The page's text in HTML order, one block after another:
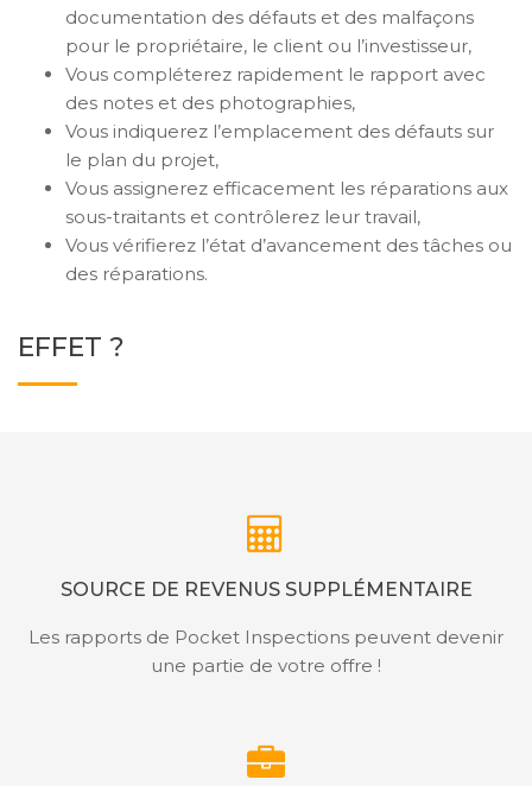
documentation des défauts et des malfaçons
pour le propriétaire, le client ou l’investisseur,
Vous compléterez rapidement le rapport avec
des notes et des photographies,
Vous indiquerez l’emplacement des défauts sur
le plan du projet,
Vous assignerez efficacement les réparations aux
sous-traitants et contrôlerez leur travail,
Vous vérifierez l’état d’avancement des tâches ou
des réparations.
EFFET ?
SOURCE DE REVENUS SUPPLÉMENTAIRE
Les rapports de Pocket Inspections peuvent devenir
une partie de votre offre !